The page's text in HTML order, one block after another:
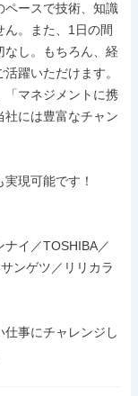
ペースで技術、知識
。また、1日の間
なし。もちろん、経
躍いただけます。
「マネジメントに携
には豊富なチャン
現可能です！
イ／TOSHIBA／
ンゲツ／リリカラ
事にチャレンジし